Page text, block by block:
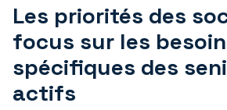
Les priorités des
focus sur les
spécifiques des
actifs